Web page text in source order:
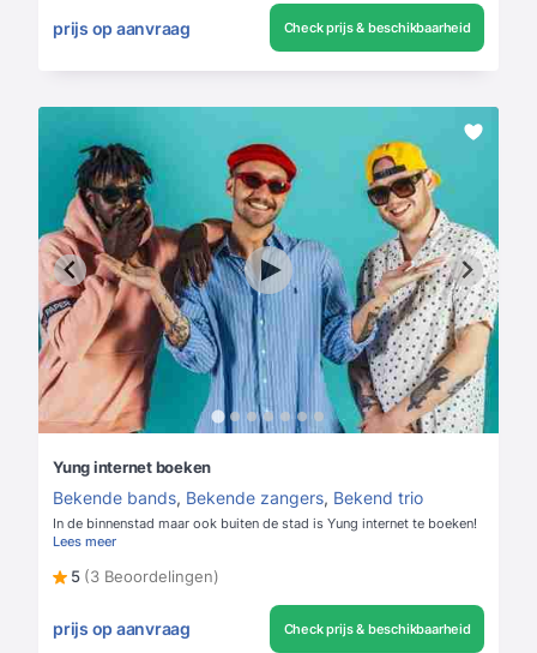
prijs op aanvraag Check prijs & beschikbaarheid
Yung internet boeken
Bekende bands, Bekende zangers, Bekend trio
In de binnenstad maar ook buiten de stad is Yung internet te boeken!
Lees meer
5 (3 Beoordelingen)
prijs op aanvraag Check prijs & beschikbaarheid